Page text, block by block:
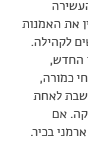
את האמנות
לקהילה.
החדש,
כמורה,
לאחת
אם
בכיר.